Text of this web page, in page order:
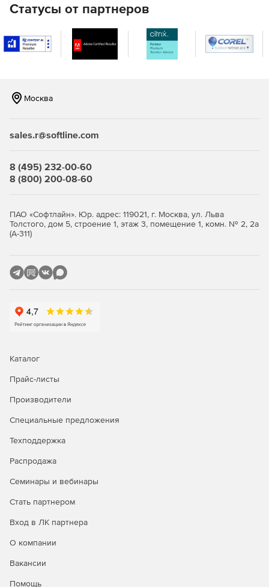
позволяющее мгновенно отменять внесенные в них
изменения.
Выполнение изменений в пакетном режиме.
Возможность запускать множество одновременных
для генерации и просмотра отчетов по портам, MAC,
Поддержка оборудования разных производителей.
Автоматические уведомления об изменениях.
Оповещение администраторов при изменении
Сравнение конфигураций. Сопоставление
Статусы от партнеров
Москва
sales.r@softline.com
8 (495) 232-00-60
8 (800) 200-08-60
ПАО «Софтлайн». Юр. адрес: 119021, г. Москва, ул. Льва
Толстого, дом 5, строение 1, этаж 3, помещение 1, комн. № 2, 2а
(А-311)
Каталог
Прайс-листы
Производители
Специальные предложения
Техподдержка
Распродажа
Семинары и вебинары
Стать партнером
Вход в ЛК партнера
О компании
Вакансии
Помощь